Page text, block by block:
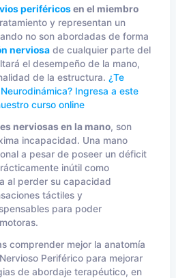
periféricosen el miembro
y representan un
no son abordadas de forma
nerviosa de cualquier parte del
el desempeño de la mano,
de la estructura. ¿Te
Ingresa a este
curso online
nerviosas en la mano, son
incapacidad. Una mano
a pesar de poseer un déficit
inútil como
al perder su capacidad
táctiles y
para poder
comprender mejor la anatomía
Periférico para mejorar
de abordaje terapéutico, en